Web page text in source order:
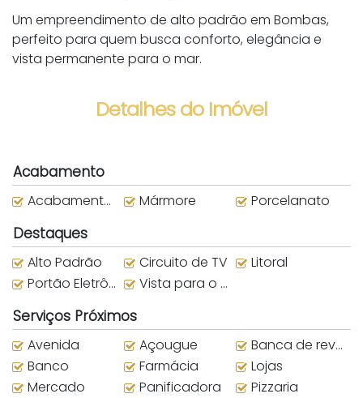
Um empreendimento de alto padrão em Bombas,
perfeito para quem busca conforto, elegância e
vista permanente para o mar.
Detalhes do Imóvel
Acabamento
Acabamento em Gesso Mármore Porcelanato
Destaques
Alto Padrão Circuito de TV
Litoral
Portão Eletrônico
Vista para o Mar
Serviços Próximos
Avenida Açougue
Banca de revistas
Banco
Farmácia
Lojas
Mercado
Panificadora
Pizzaria